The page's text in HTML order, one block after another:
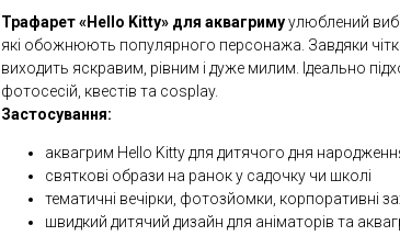
Трафарет «Hello Kitty» для аквагримуулюблений
які обожнюють популярного персонажа. Завдяки
виходить яскравим, рівним і дуже милим. Ідеально
фотосесій, квестів та cosplay.
Застосування:
аквагрим Hello Kitty для дитячого дня
святкові образи на ранок у садочку чи школі
тематичні вечірки, фотозйомки, корпоративні
швидкий дитячий дизайн для аніматорів та